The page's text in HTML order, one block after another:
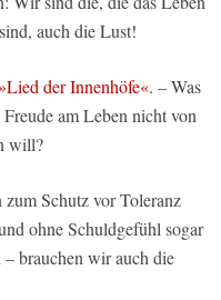
auch die Lust!
der Innenhöfe«. – Was
am Leben nicht von
will?
Schutz vor Toleranz
ohne Schuldgefühl sogar
brauchen wir auch die